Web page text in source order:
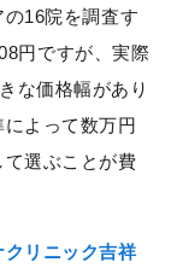
16院を調査す
円ですが、実際
な価格幅があり
よって数万円
選ぶことが費
クリニック吉祥